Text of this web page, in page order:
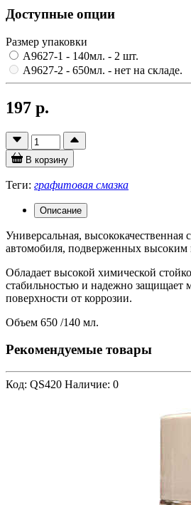
Доступные опции
Размер упаковки
A9627-1 - 140мл. - 2 шт.
A9627-2 - 650мл. - нет на складе.
197 р.
В корзину
Теги: графитовая смазка
Описание
Универсальная, высококачественная
автомобиля, подверженных высоким
Обладает высокой химической
стабильностью и надежно защищает
поверхности от коррозии.
Объем 650 /140 мл.
Рекомендуемые товары
Код: QS420 Наличие: 0